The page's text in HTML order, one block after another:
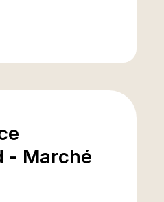
- Marché